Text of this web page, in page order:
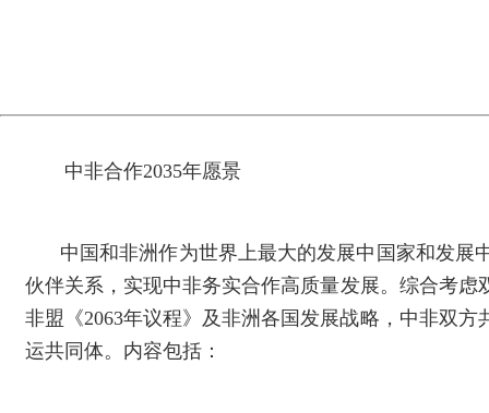
中非合作2035年愿景
中国和非洲作为世界上最大的发展中国家和发
伙伴关系，实现中非务实合作高质量发展。综合考
非盟《2063年议程》及非洲各国发展战略，中非双
运共同体。内容包括：